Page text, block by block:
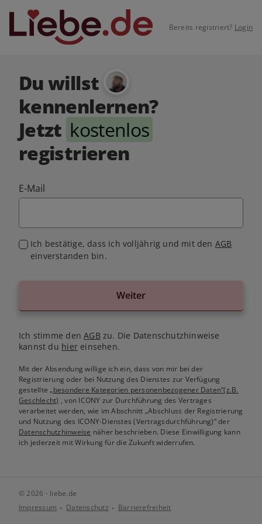
Bereits registriert? Login
Du willst
kennenlernen?
Jetzt kostenlos
registrieren
E-Mail
Ich bestätige, dass ich volljährig und mit den AGB
einverstanden bin.
Weiter
Ich stimme denAGB zu. Die Datenschutzhinweise
kannst du hiereinsehen.
Mit der Absendung willige ich ein, dass von mir bei der
Registrierung oder bei Nutzung des Dienstes zur Verfügung
gestellte„besondere Kategorien personenbezogener Daten“(z.B.
Geschlecht) , von ICONY zur Durchführung des Vertrages
verarbeitet werden, wie im Abschnitt „Abschluss der Registrierung
und Nutzung des ICONY-Dienstes (Vertragsdurchführung)“ der
Datenschutzhinweise näher beschrieben. Diese Einwilligung kann
ich jederzeit mit Wirkung für die Zukunft widerrufen.
© 2026 - liebe.de
Impressum
Datenschutz Barrierefreiheit